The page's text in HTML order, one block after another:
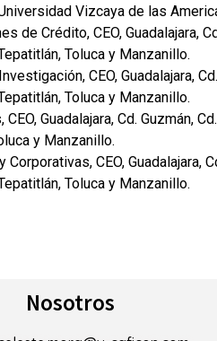
Vizcaya de las
de Crédito, CEO, Guadalajara,
Toluca y Manzanillo.
CEO, Guadalajara,
Toluca y Manzanillo.
Guadalajara, Cd. Guzmán,
y Manzanillo.
CEO, Guadalajara,
Toluca y Manzanillo.
Nosotros